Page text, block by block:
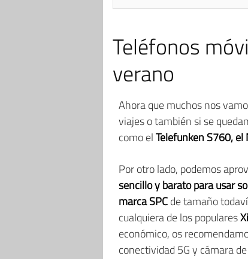
Teléfonos
verano
Ahora que muchos nos
viajes o también si se
como elTelefunken S760,
Por otro lado, podemos
sencillo y barato para usar
marca SPCde tamaño
cualquiera de los populares
económico, os
conectividad 5G y cámara